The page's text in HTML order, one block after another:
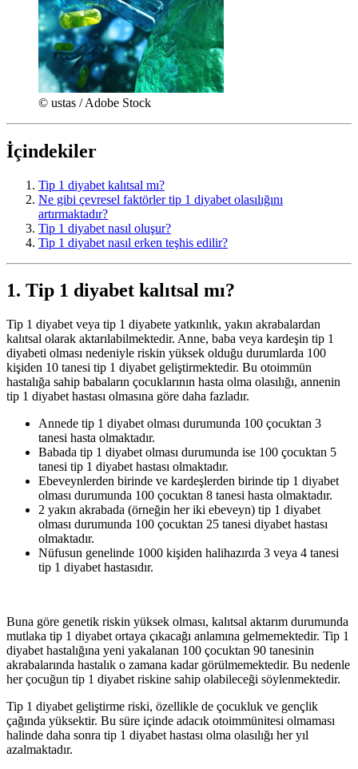
© ustas / Adobe Stock
İçindekiler
Tip 1 diyabet kalıtsal mı?
Ne gibi çevresel faktörler tip 1 diyabet olasılığını
artırmaktadır?
Tip 1 diyabet nasıl oluşur?
Tip 1 diyabet nasıl erken teşhis edilir?
1. Tip 1 diyabet kalıtsal mı?
Tip 1 diyabet veya tip 1 diyabete yatkınlık, yakın akrabalardan
kalıtsal olarak aktarılabilmektedir. Anne, baba veya kardeşin tip 1
diyabeti olması nedeniyle riskin yüksek olduğu durumlarda 100
kişiden 10 tanesi tip 1 diyabet geliştirmektedir. Bu otoimmün
hastalığa sahip babaların çocuklarının hasta olma olasılığı, annenin
tip 1 diyabet hastası olmasına göre daha fazladır.
Annede tip 1 diyabet olması durumunda 100 çocuktan 3
tanesi hasta olmaktadır.
Babada tip 1 diyabet olması durumunda ise 100 çocuktan 5
tanesi tip 1 diyabet hastası olmaktadır.
Ebeveynlerden birinde ve kardeşlerden birinde tip 1 diyabet
olması durumunda 100 çocuktan 8 tanesi hasta olmaktadır.
2 yakın akrabada (örneğin her iki ebeveyn) tip 1 diyabet
olması durumunda 100 çocuktan 25 tanesi diyabet hastası
olmaktadır.
Nüfusun genelinde 1000 kişiden halihazırda 3 veya 4 tanesi
tip 1 diyabet hastasıdır.
Buna göre genetik riskin yüksek olması, kalıtsal aktarım durumunda
mutlaka tip 1 diyabet ortaya çıkacağı anlamına gelmemektedir. Tip 1
diyabet hastalığına yeni yakalanan 100 çocuktan 90 tanesinin
akrabalarında hastalık o zamana kadar görülmemektedir. Bu nedenle
her çocuğun tip 1 diyabet riskine sahip olabileceği söylenmektedir.
Tip 1 diyabet geliştirme riski, özellikle de çocukluk ve gençlik
çağında yüksektir. Bu süre içinde adacık otoimmünitesi olmaması
halinde daha sonra tip 1 diyabet hastası olma olasılığı her yıl
azalmaktadır.